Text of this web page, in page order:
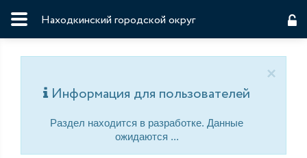
Находкинский городской округ
×
Информация для пользователей
Раздел находится в разработке. Данные
ожидаются ...